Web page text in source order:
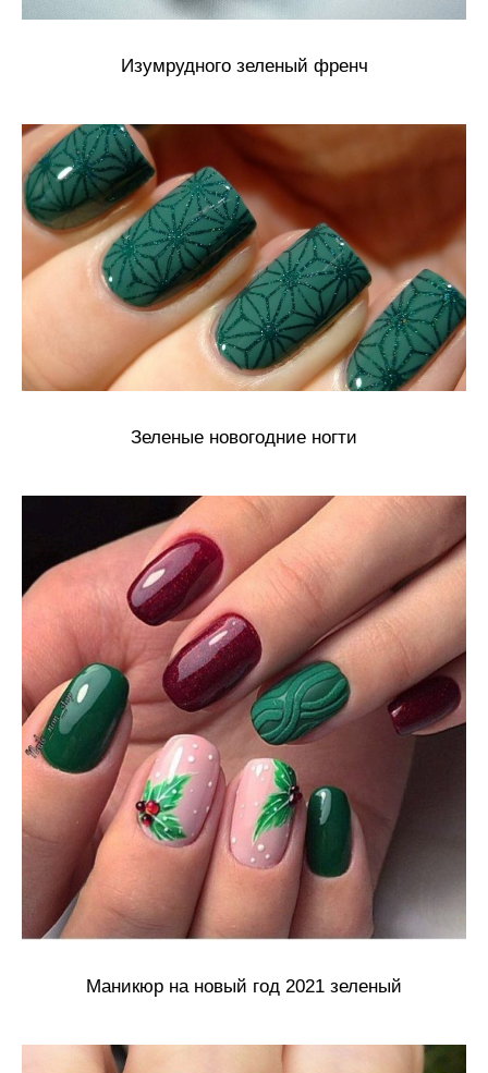
Изумрудного зеленый френч
Зеленые новогодние ногти
Маникюр на новый год 2021 зеленый